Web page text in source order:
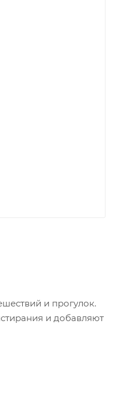
и прогулок.
и добавляют